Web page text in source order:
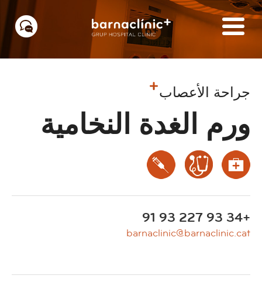
جراحة الأعصاب
ورم الغدة النخامية
+34 93 227 93 91
barnaclinic@barnaclinic.cat